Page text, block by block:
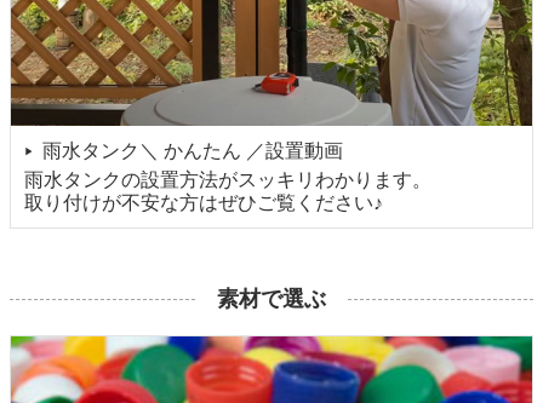
▶
雨水タンク＼ かんたん ／設置動画
雨水タンクの設置方法がスッキリわかります。
取り付けが不安な方はぜひご覧ください♪
素材で選ぶ